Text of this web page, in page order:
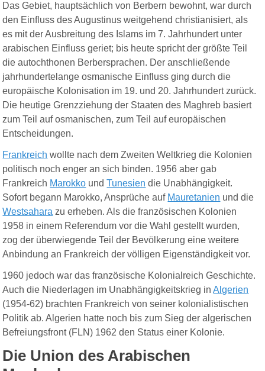
Das Gebiet, hauptsächlich von Berbern bewohnt, war durch
den Einfluss des Augustinus weitgehend christianisiert, als
es mit der Ausbreitung des Islams im 7. Jahrhundert unter
arabischen Einfluss geriet; bis heute spricht der größte Teil
die autochthonen Berbersprachen. Der anschließende
jahrhundertelange osmanische Einfluss ging durch die
europäische Kolonisation im 19. und 20. Jahrhundert zurück.
Die heutige Grenzziehung der Staaten des Maghreb basiert
zum Teil auf osmanischen, zum Teil auf europäischen
Entscheidungen.
Frankreich wollte nach dem Zweiten Weltkrieg die Kolonien
politisch noch enger an sich binden. 1956 aber gab
Frankreich Marokko undTunesien die Unabhängigkeit.
Sofort begann Marokko, Ansprüche auf Mauretanien und die
Westsahara zu erheben. Als die französischen Kolonien
1958 in einem Referendum vor die Wahl gestellt wurden,
zog der überwiegende Teil der Bevölkerung eine weitere
Anbindung an Frankreich der völligen Eigenständigkeit vor.
1960 jedoch war das französische Kolonialreich Geschichte.
Auch die Niederlagen im Unabhängigkeitskrieg inAlgerien
(1954-62) brachten Frankreich von seiner kolonialistischen
Politik ab. Algerien hatte noch bis zum Sieg der algerischen
Befreiungsfront (FLN) 1962 den Status einer Kolonie.
Die Union des Arabischen